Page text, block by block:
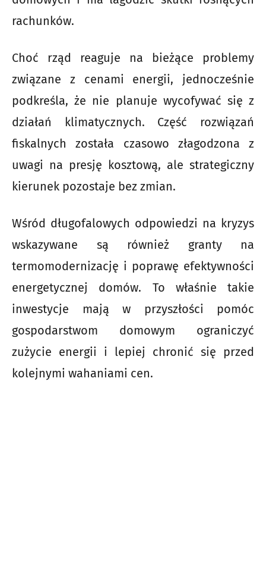
rachunków.
Choć rząd reaguje na bieżące problemy
związane z cenami energii, jednocześnie
podkreśla, że nie planuje wycofywać się z
działań klimatycznych. Część rozwiązań
fiskalnych została czasowo złagodzona z
uwagi na presję kosztową, ale strategiczny
kierunek pozostaje bez zmian.
Wśród długofalowych odpowiedzi na kryzys
wskazywane są również granty na
termomodernizację i poprawę efektywności
energetycznej domów. To właśnie takie
inwestycje mają w przyszłości pomóc
gospodarstwom domowym ograniczyć
zużycie energii i lepiej chronić się przed
kolejnymi wahaniami cen.